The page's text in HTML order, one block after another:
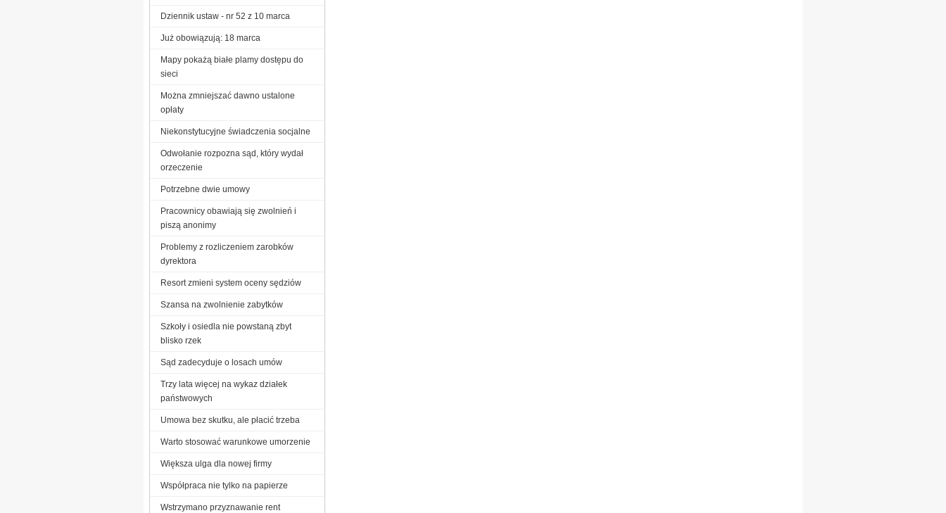
Dziennik ustaw - nr 52 z 10 marca
Już obowiązują: 18 marca
Mapy pokażą białe plamy dostępu do
sieci
Można zmniejszać dawno ustalone
opłaty
Niekonstytucyjne świadczenia socjalne
Odwołanie rozpozna sąd, który wydał
orzeczenie
Potrzebne dwie umowy
Pracownicy obawiają się zwolnień i
piszą anonimy
Problemy z rozliczeniem zarobków
dyrektora
Resort zmieni system oceny sędziów
Szansa na zwolnienie zabytków
Szkoły i osiedla nie powstaną zbyt
blisko rzek
Sąd zadecyduje o losach umów
Trzy lata więcej na wykaz działek
państwowych
Umowa bez skutku, ale płacić trzeba
Warto stosować warunkowe umorzenie
Większa ulga dla nowej firmy
Współpraca nie tylko na papierze
Wstrzymano przyznawanie rent